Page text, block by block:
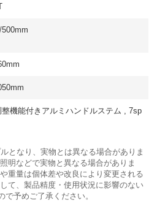
整機能付きアルミハンドルステム , 7sp
となり、実物とは異なる場合がありま
明などで実物と異なる場合がありま
重量は個体差や改良により変更される
て、製品精度・使用状況に影響のない
で予めご了承ください。